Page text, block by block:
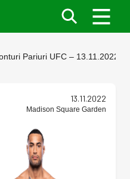
Pariuri UFC – 13.11.2022
13.11.2022
Madison Square Garden